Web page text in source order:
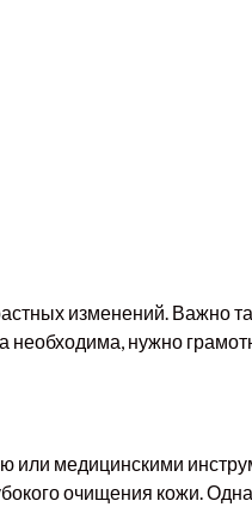
изменений. Важно
необходима, нужно
или медицинскими
очищения кожи.